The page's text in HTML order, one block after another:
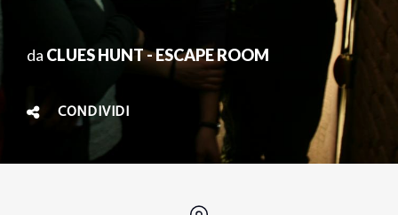
da CLUES HUNT - ESCAPE ROOM
CONDIVIDI